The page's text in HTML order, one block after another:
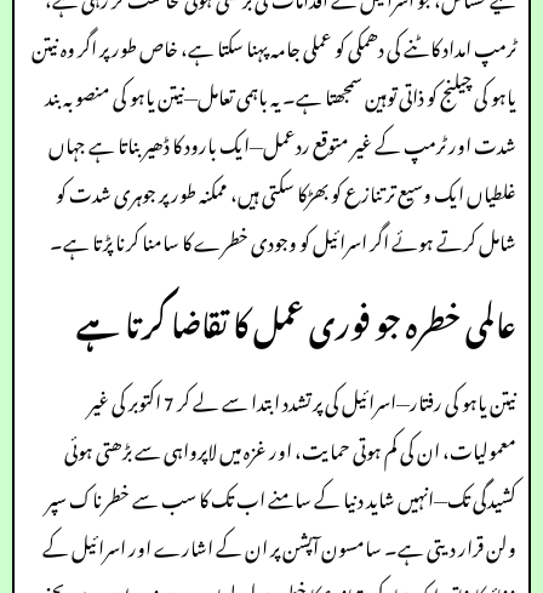
ٹرمپ امداد کاٹنے کی دھمکی کو عملی جامہ پہنا سکتا ہے، خاص طور پر اگر وہ نیتن
یاہو کی چیلنج کو ذاتی توہین سمجھتا ہے۔ یہ باہمی تعامل—نیتن یاہو کی منصوبہ بند
شدت اور ٹرمپ کے غیر متوقع ردعمل—ایک بارود کا ڈھیر بناتا ہے جہاں
غلطیاں ایک وسیع تر تنازع کو بھڑکا سکتی ہیں، ممکنہ طور پر جوہری شدت کو
شامل کرتے ہوئے اگر اسرائیل کو وجودی خطرے کا سامنا کرنا پڑتا ہے۔
عالمی خطرہ جو فوری عمل کا تقاضا کرتا ہے
نیتن یاہو کی رفتار—اسرائیل کی پرتشدد ابتدا سے لے کر 7 اکتوبر کی غیر
معمولیات، ان کی کم ہوتی حمایت، اور غزہ میں لاپرواہی سے بڑھتی ہوئی
کشیدگی تک—انہیں شاید دنیا کے سامنے اب تک کا سب سے خطرناک سپر
ولن قرار دیتی ہے۔ سامسون آپشن پر ان کے اشارے اور اسرائیل کے